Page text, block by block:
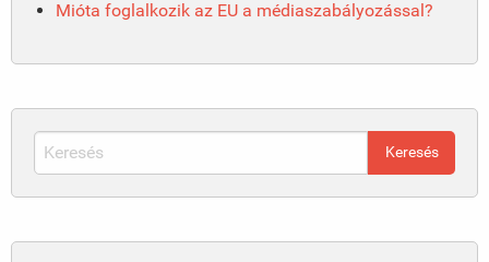
Mióta foglalkozik az EU a médiaszabályozással?